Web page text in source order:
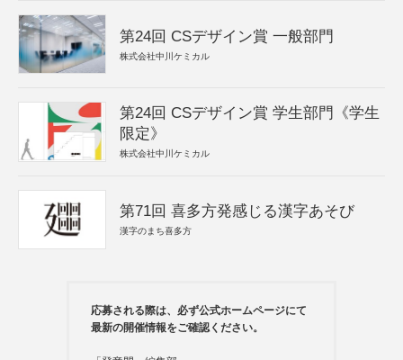
第24回 CSデザイン賞 一般部門
株式会社中川ケミカル
第24回 CSデザイン賞 学生部門《学生
限定》
株式会社中川ケミカル
第71回 喜多方発感じる漢字あそび
漢字のまち喜多方
応募される際は、必ず公式ホームページにて
最新の開催情報をご確認ください。